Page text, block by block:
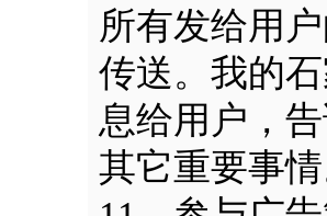
所有发给用
传送。我的
息给用户，
其它重要事情